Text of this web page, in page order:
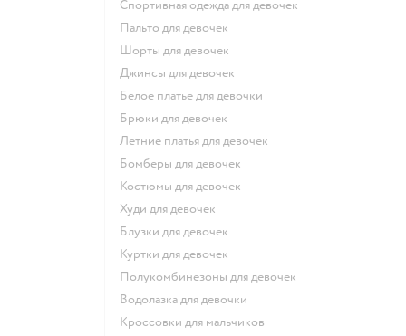
Спортивная одежда для девочек
Пальто для девочек
Шорты для девочек
Джинсы для девочек
Белое платье для девочки
Брюки для девочек
Летние платья для девочек
Бомберы для девочек
Костюмы для девочек
Худи для девочек
Блузки для девочек
Куртки для девочек
Полукомбинезоны для девочек
Водолазка для девочки
Кроссовки для мальчиков